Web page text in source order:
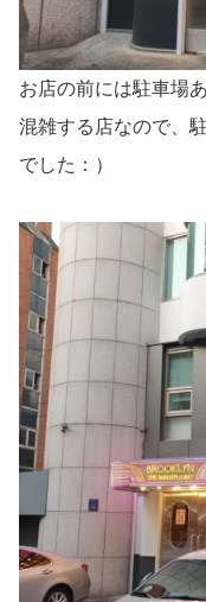
お店の前には駐車場あ
混雑する店なので、
でした：）